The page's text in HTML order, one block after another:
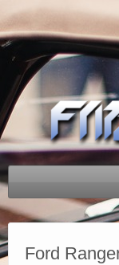
Tesztek
Ford